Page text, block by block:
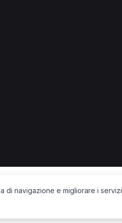
di navigazione e migliorare i servizi